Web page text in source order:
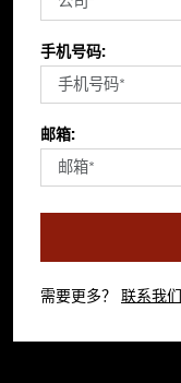
手机号码:
邮箱:
需要更多？ 联系我们